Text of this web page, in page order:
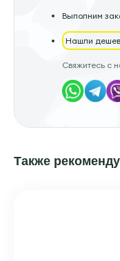
Выполним
Нашли
Свяжитесь с
Также